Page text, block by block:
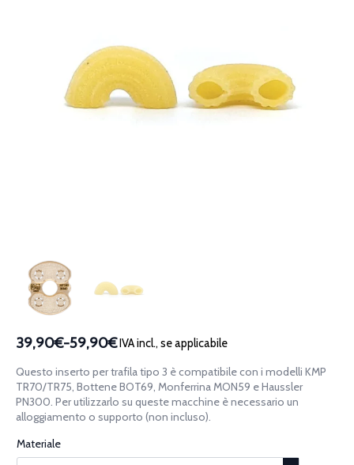
39,90€-59,90€
Fascia
di
prezzo:
da
39,90€
a
59,90€
IVA incl., se applicabile
Questo inserto per trafila tipo 3 è compatibile con i modelli KMP
TR70/TR75, Bottene BOT69, Monferrina MON59 e Haussler
PN300. Per utilizzarlo su queste macchine è necessario un
alloggiamento o supporto (non incluso).
Materiale